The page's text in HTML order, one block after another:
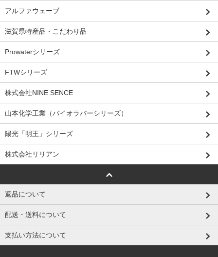
アルファウェーブ
滋賀県特産品・こだわり品
Prowaterシリーズ
FTWシリーズ
株式会社NINE SENCE
山本化学工業（バイオラバーシリーズ）
陽光「明王」シリーズ
株式会社リリアン
返品について
配送・送料について
支払い方法について